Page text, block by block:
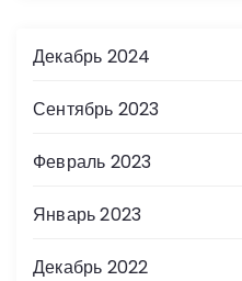
Декабрь 2024
Сентябрь 2023
Февраль 2023
Январь 2023
Декабрь 2022